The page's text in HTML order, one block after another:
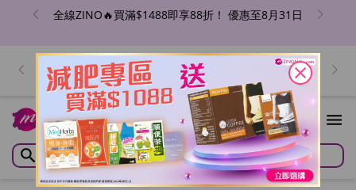
全線ZINO🔥買滿$1488即享88折！ 優惠至8月31日
週四會員日🤑全場免運(香港地區) 滿💰$500即送尚品蟲
草花雪耳淮山湯包 滿💰$1000加送尚品姬松茸茶樹菇螺
片湯包 close